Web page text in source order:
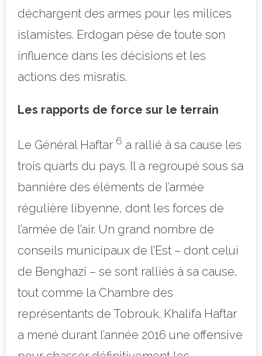
déchargent des armes pour les milices
islamistes. Erdogan pèse de toute son
influence dans les décisions et les
actions des misratis.
Les rapports de force sur le terrain
Le Général Haftar 6 a rallié à sa cause les
trois quarts du pays. Il a regroupé sous sa
bannière des éléments de l’armée
régulière libyenne, dont les forces de
l’armée de l’air. Un grand nombre de
conseils municipaux de l’Est – dont celui
de Benghazi – se sont ralliés à sa cause,
tout comme la Chambre des
représentants de Tobrouk. Khalifa Haftar
a mené durant l’année 2016 une offensive